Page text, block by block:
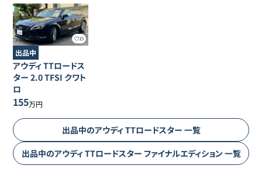
15
出品中
アウディTTロードス
ター 2.0 TFSI クワト
ロ
155万円
出品中のアウディTTロードスター 一覧
出品中のアウディTTロードスター ファイナルエディション 一覧